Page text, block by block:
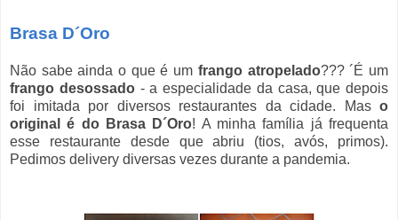
Brasa D´Oro
Não sabe ainda o que é um frango atropelado??? ´É um
frango desossado- a especialidade da casa, que depois
foi imitada por diversos restaurantes da cidade. Mas o
original é do Brasa D´Oro! A minha família já frequenta
esse restaurante desde que abriu (tios, avós, primos).
Pedimos delivery diversas vezes durante a pandemia.